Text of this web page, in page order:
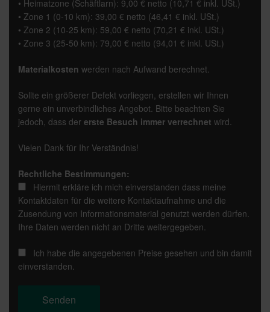
• Heimatzone (Schäftlarn): 9,00 € netto (10,71 € inkl. USt.)
• Zone 1 (0-10 km): 39,00 € netto (46,41 € inkl. USt.)
• Zone 2 (10-25 km): 59,00 € netto (70,21 € inkl. USt.)
• Zone 3 (25-50 km): 79,00 € netto (94,01 € inkl. USt.)
Materialkosten werden nach Aufwand berechnet.
Sollte ein größerer Defekt vorliegen, erstellen wir Ihnen
gerne ein unverbindliches Angebot. Bitte beachten Sie
jedoch, dass der erste Besuch immer verrechnet wird.
Vielen Dank für Ihr Verständnis!
Rechtliche Bestimmungen:
Hiermit erkläre ich mich einverstanden dass meine
Kontaktdaten für die weitere Kontaktaufnahme und die
Zusendung von Informationsmaterial genutzt werden dürfen.
Ihre Daten werden nicht an Dritte weitergegeben.
Ich habe die angegebenen Preise gesehen und bin damit
einverstanden.